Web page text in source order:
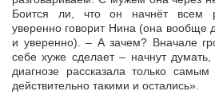
Боится ли, что он начнёт всем
уверенно говорит Нина (она вообще
и уверенно). – А зачем? Вначале
себе хуже сделает – начнут
диагнозе рассказала только
действительно такими и остались».